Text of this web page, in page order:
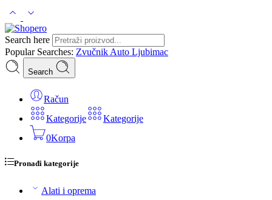
Search here
Popular Searches: Zvučnik Auto Ljubimac
Search
Račun
Kategorije
Kategorije
0Korpa
Pronađi kategorije
Alati i oprema